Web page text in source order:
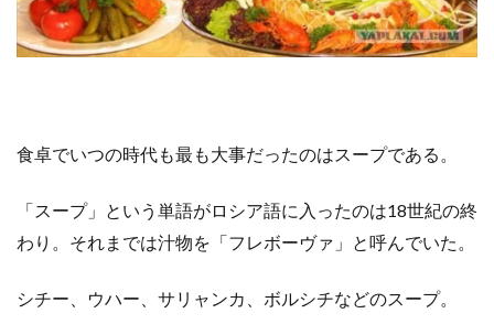
食卓でいつの時代も最も大事だったのはスープである。
「スープ」という単語がロシア語に入ったのは18世紀の終
わり。それまでは汁物を「フレボーヴァ」と呼んでいた。
シチー、ウハー、サリャンカ、ボルシチなどのスープ。